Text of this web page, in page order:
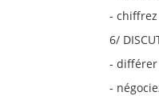
-
6/
- différer
-